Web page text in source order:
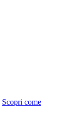
Scopri come